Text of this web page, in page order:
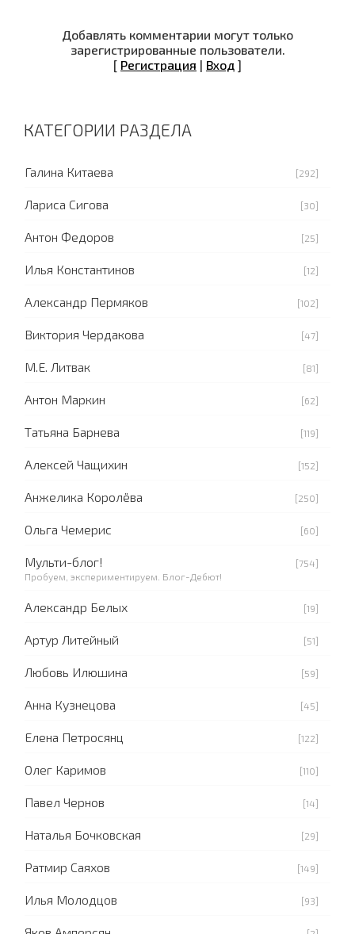
Добавлять комментарии могут только
зарегистрированные пользователи.
[ Регистрация | Вход ]
КАТЕГОРИИ РАЗДЕЛА
Галина Китаева [292]
Лариса Сигова [30]
Антон Федоров [25]
Илья Константинов [12]
Александр Пермяков [102]
Виктория Чердакова [47]
М.Е. Литвак [81]
Антон Маркин [62]
Татьяна Барнева [119]
Алексей Чащихин [152]
Анжелика Королёва [250]
Ольга Чемерис [60]
Мульти-блог!
[754]
Пробуем, экспериментируем. Блог-Дебют!
Александр Белых [19]
Артур Литейный [51]
Любовь Илюшина [59]
Анна Кузнецова [45]
Елена Петросянц [122]
Олег Каримов [110]
Павел Чернов [14]
Наталья Бочковская [29]
Ратмир Саяхов [149]
Илья Молодцов [93]